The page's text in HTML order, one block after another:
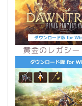
黄金のレガシ